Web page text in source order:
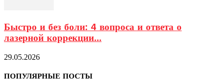
Быстро и без боли: 4 вопроса и ответа о
лазерной коррекции...
29.05.2026
ПОПУЛЯРНЫЕ ПОСТЫ